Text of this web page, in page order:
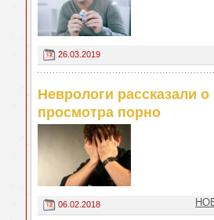
26.03.2019
Неврологи рассказали
просмотра порно
06.02.2018